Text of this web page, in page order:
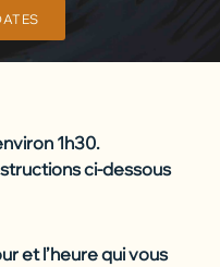
1h30.
ci-dessous
et l’heure qui vous